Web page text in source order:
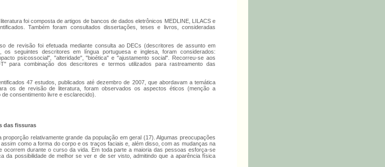
foi composta de artigos de bancos de dados eletrônicos MEDLINE, LILACS e
Também foram consultados dissertações, teses e livros, consideradas
de revisão foi efetuada mediante consulta ao DECs (descritores de assunto em
seguintes descritores em língua portuguesa e inglesa, foram considerados:
psicossocial", "alteridade", "bioética" e "ajustamento social". Recorreu-se aos
para combinação dos descritores e termos utilizados para rastreamento das
47 estudos, publicados até dezembro de 2007, que abordavam a temática
os de revisão de literatura, foram observados os aspectos éticos (menção a
consentimento livre e esclarecido).
das fissuras
relativamente grande da população em geral (17). Algumas preocupações
como a forma do corpo e os traços faciais e, além disso, com as mudanças na
ocorrem durante o curso da vida. Em toda parte a maioria das pessoas esforça-se
da possibilidade de melhor se ver e de ser visto, admitindo que a aparência física